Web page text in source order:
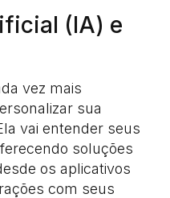
(IA) e
vez mais
sua
vai entender seus
soluções
os aplicativos
com seus